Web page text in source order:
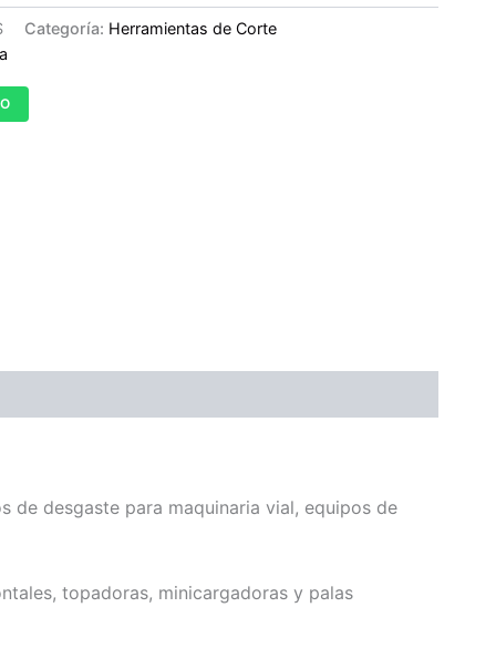
Categoría: Herramientas de Corte
de desgaste para maquinaria vial, equipos de
topadoras, minicargadoras y palas